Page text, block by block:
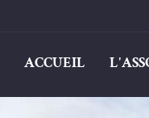
ACCUEIL